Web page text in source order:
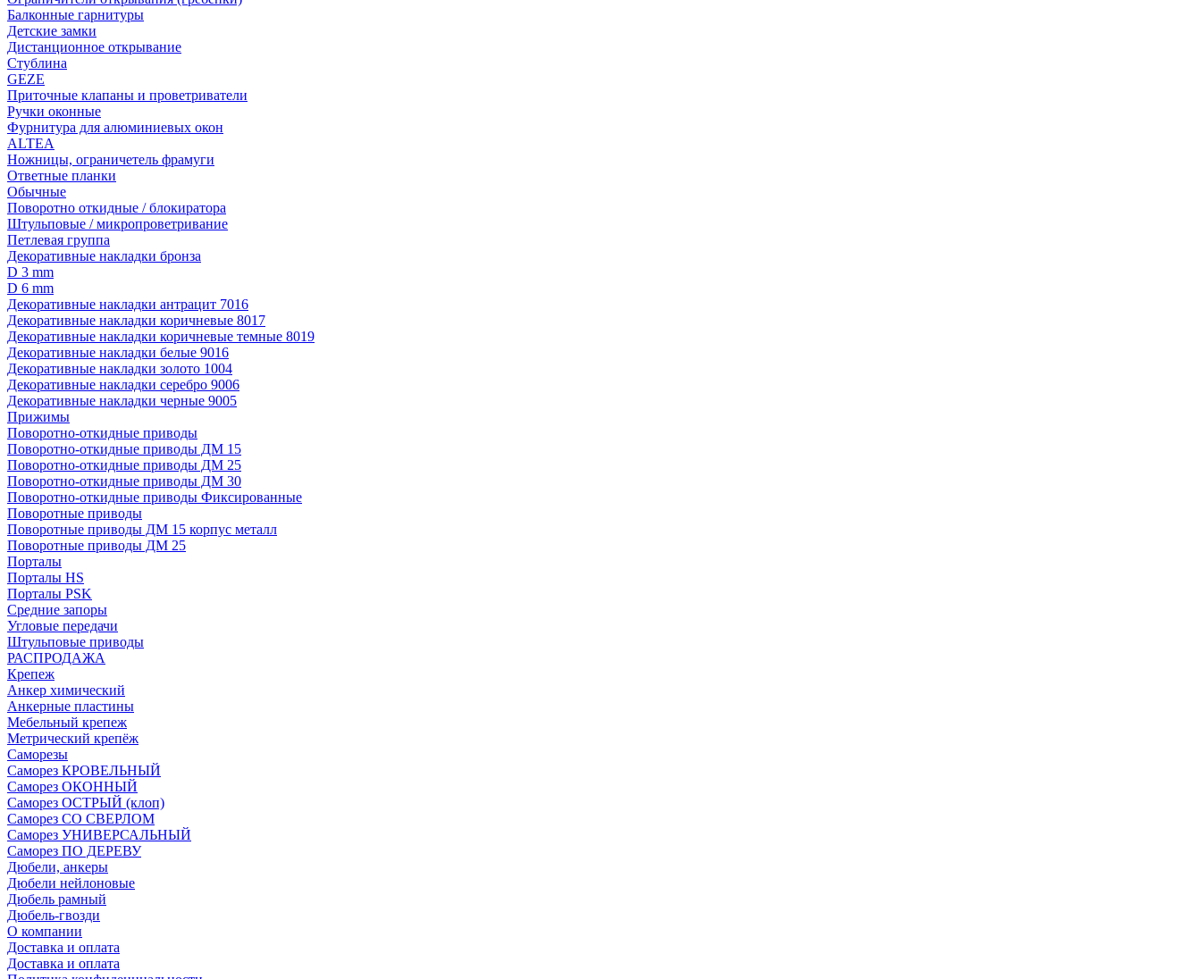
Балконные гарнитуры
Детские замки
Дистанционное открывание
Стублина
GEZE
Приточные клапаны и проветриватели
Ручки оконные
Фурнитура для алюминиевых окон
ALTEA
Ножницы, ограничетель фрамуги
Ответные планки
Обычные
Поворотно откидные / блокиратора
Штульповые / микропроветривание
Петлевая группа
Декоративные накладки бронза
D 3 mm
D 6 mm
Декоративные накладки антрацит 7016
Декоративные накладки коричневые 8017
Декоративные накладки коричневые темные 8019
Декоративные накладки белые 9016
Декоративные накладки золото 1004
Декоративные накладки серебро 9006
Декоративные накладки черные 9005
Прижимы
Поворотно-откидные приводы
Поворотно-откидные приводы ДМ 15
Поворотно-откидные приводы ДМ 25
Поворотно-откидные приводы ДМ 30
Поворотно-откидные приводы Фиксированные
Поворотные приводы
Поворотные приводы ДМ 15 корпус металл
Поворотные приводы ДМ 25
Порталы
Порталы HS
Порталы PSK
Средние запоры
Угловые передачи
Штульповые приводы
РАСПРОДАЖА
Крепеж
Анкер химический
Анкерные пластины
Мебельный крепеж
Метрический крепёж
Саморезы
Саморез КРОВЕЛЬНЫЙ
Саморез ОКОННЫЙ
Саморез ОСТРЫЙ (клоп)
Саморез СО СВЕРЛОМ
Саморез УНИВЕРСАЛЬНЫЙ
Саморез ПО ДЕРЕВУ
Дюбели, анкеры
Дюбели нейлоновые
Дюбель рамный
Дюбель-гвозди
О компании
Доставка и оплата
Доставка и оплата